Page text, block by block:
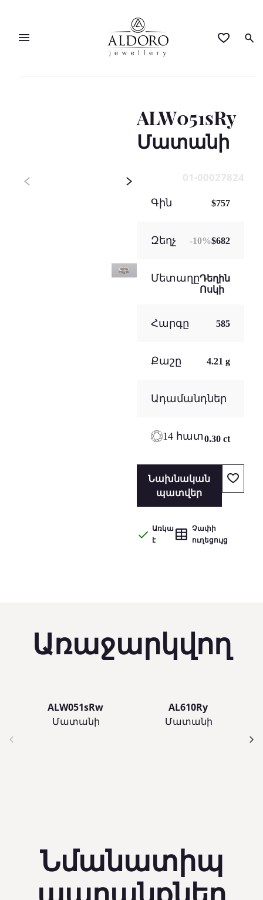
ALW051sRy
Մատանի
01-00027824
Գին $757
Զեղչ -10%$682
ՄետաղըԴեղին
Ոսկի
Հարգը 585
Քաշը 4.21 g
Ադամանդներ
14 հատ0.30 ct
Նախնական
պատվեր
Առկա
է
Չափի
ուղեցույց
Առաջարկվող
ALW051sRw
Մատանի
AL610Ry
Մատանի
Նմանատիպ